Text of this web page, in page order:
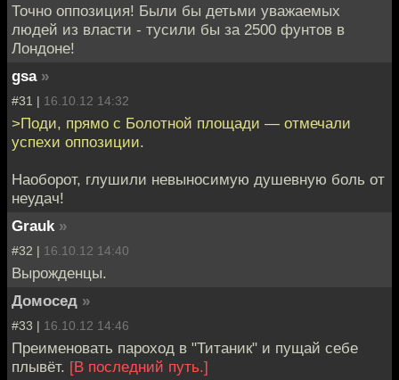
Точно оппозиция! Были бы детьми уважаемых
людей из власти - тусили бы за 2500 фунтов в
Лондоне!
gsa »
#31 | 16.10.12 14:32
>Поди, прямо с Болотной площади — отмечали
успехи оппозиции.
Наоборот, глушили невыносимую душевную боль от
неудач!
Grauk »
#32 | 16.10.12 14:40
Вырожденцы.
Домосед »
#33 | 16.10.12 14:46
Преименовать пароход в "Титаник" и пущай себе
плывёт. [В последний путь.]